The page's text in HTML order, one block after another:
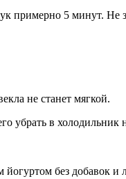
примерно 5 минут.
не станет мягкой.
убрать в
без добавок